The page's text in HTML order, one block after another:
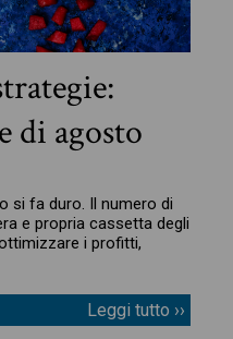
di agosto
si fa duro. Il numero di
e propria cassetta degli
i profitti,
Leggi tutto ››